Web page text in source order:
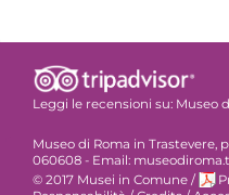
Leggi le recensioni su: Museo
Museo di Roma in Trastevere,
060608 - Email:
© 2017 Musei in Comune /